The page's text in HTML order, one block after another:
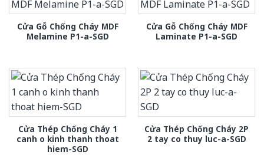
Cửa Gỗ Chống Cháy MDF
Melamine P1-a-SGD
Cửa Gỗ Chống Cháy MDF
Laminate P1-a-SGD
Cửa Thép Chống Cháy 1
canh o kinh thanh thoat
hiem-SGD
Cửa Thép Chống Cháy 2P
2 tay co thuy luc-a-SGD